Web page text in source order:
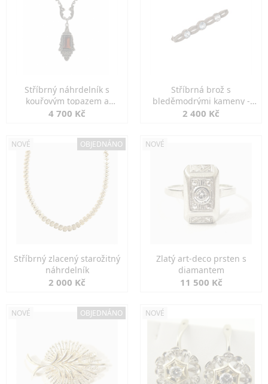
Stříbrný náhrdelník s
kouřovým topazem a
markazity
4 700 Kč
Stříbrná brož s
bleděmodrými kameny -
jemná elegance
2 400 Kč
NOVÉ OBJEDNÁNO
Stříbrný zlacený starožitný
náhrdelník
2 000 Kč
NOVÉ
Zlatý art-deco prsten s
diamantem
11 500 Kč
NOVÉ OBJEDNÁNO NOVÉ